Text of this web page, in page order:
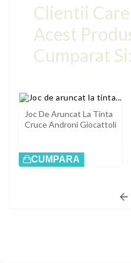
Clientii
Acest
Cumparat Si:
Joc De Aruncat La Tinta
Cruce Androni Giocattoli
CUMPARA